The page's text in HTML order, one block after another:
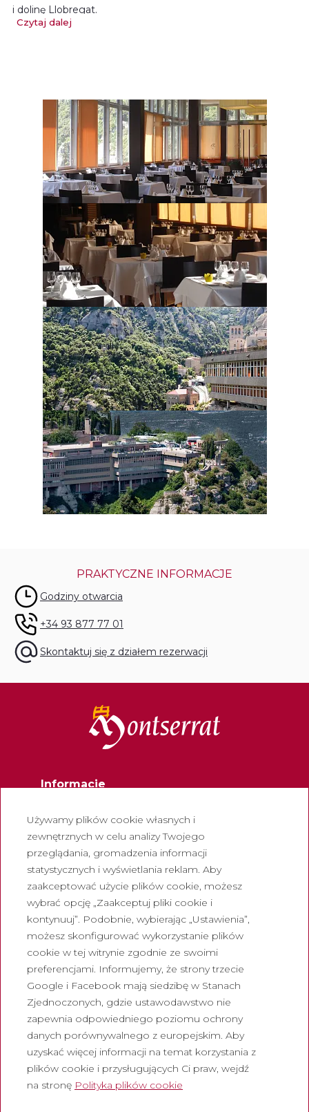
i dolinę Llobregat.
grupowych i przyjęć. Największa z nich ma powierzchnię
850 m2 i pomieści nawet 900 osób, co pozwala na
organizację wszelkiego rodzaju uroczystości.
Rezerwacje są dostępne wyłącznie dla grup.
Czytaj dalej
PRAKTYCZNE INFORMACJE
Godziny otwarcia
+34 93 877 77 01
Skontaktuj się z działem rezerwacji
Informacje
Biuletyn
Pracuj z nami
Często zadawane pytania
Turystyczny bilet wstępu
Prawny
Polityka prywatności
Polityka cookies
Polityka dotycząca mediów
społecznościowych
Kanał zgłoszen
Nota prawna
Korporacja
Używamy plików cookie własnych i
zewnętrznych w celu analizy Twojego
przeglądania, gromadzenia informacji
statystycznych i wyświetlania reklam. Aby
zaakceptować użycie plików cookie, możesz
wybrać opcję „Zaakceptuj pliki cookie i
kontynuuj”. Podobnie, wybierając „Ustawienia”,
możesz skonfigurować wykorzystanie plików
cookie w tej witrynie zgodnie ze swoimi
preferencjami. Informujemy, że strony trzecie
Google i Facebook mają siedzibę w Stanach
Zjednoczonych, gdzie ustawodawstwo nie
zapewnia odpowiedniego poziomu ochrony
danych porównywalnego z europejskim. Aby
uzyskać więcej informacji na temat korzystania z
plików cookie i przysługujących Ci praw, wejdź
na stronę Polityka plików cookie